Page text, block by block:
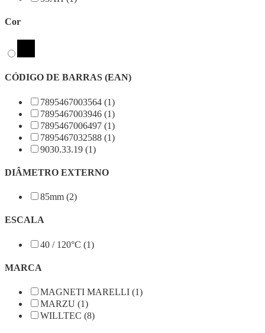
Cor
CÓDIGO DE BARRAS (EAN)
7895467003564 (1)
7895467003946 (1)
7895467006497 (1)
7895467032588 (1)
9030.33.19 (1)
DIÂMETRO EXTERNO
85mm (2)
ESCALA
40 / 120°C (1)
MARCA
MAGNETI MARELLI (1)
MARZU (1)
WILLTEC (8)